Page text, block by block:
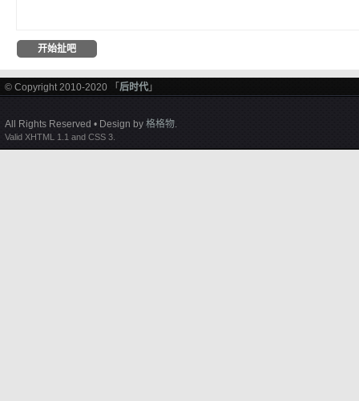
© Copyright 2010-2020 「 后时代 」
All Rights Reserved • Design by 格格物.
Valid XHTML 1.1 and CSS 3.